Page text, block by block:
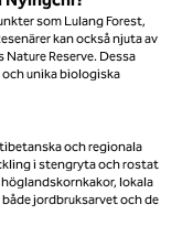
som Lulang Forest,
kan också njuta av
Reserve. Dessa
unika biologiska
och regionala
i stengryta och rostat
lokala
jordbruksarvet och de